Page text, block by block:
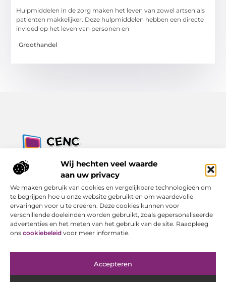
Wij hechten veel waarde
aan uw privacy
We maken gebruik van cookies en vergelijkbare technologieën om
te begrijpen hoe u onze website gebruikt en om waardevolle
ervaringen voor u te creëren. Deze cookies kunnen voor
verschillende doeleinden worden gebruikt, zoals gepersonaliseerde
advertenties en het meten van het gebruik van de site. Raadpleeg
ons cookiebeleid voor meer informatie.
Accepteren
Hulpmiddelen in de zorg maken het leven van zowel artsen als
patiënten makkelijker. Deze hulpmiddelen hebben een directe
invloed op het leven van personen en
Groothandel
Jouw bron voor inzichten, tips en nieuws uit de digitale
Ontdek alles wat je moet weten over het dagelijks leven, met
een focus op praktische adviezen en actuele trends.
Bericht categorie
Onze informatie